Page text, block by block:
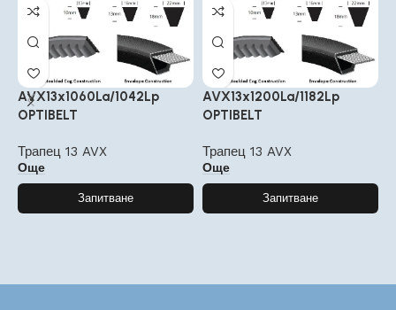
AVX13x1060La/1042Lp
OPTIBELT
Трапец 13 AVX
Още
Запитване
AVX13x1200La/1182Lp
OPTIBELT
Трапец 13 AVX
Още
Запитване